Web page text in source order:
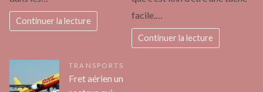
Continuer la lecture
facile.…
Continuer la lecture
TRANSPORTS
Fret aérien un